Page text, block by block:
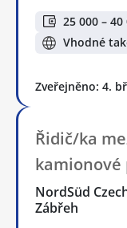
25 000 – 40
Vhodné
Zveřejněno: 4.
Řidič/ka
NordSüd
Zábřeh